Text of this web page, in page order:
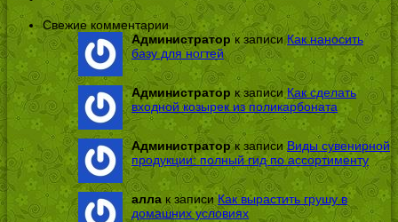
Свежие комментарии
Администраторк записиКак наносить
базу для ногтей
Администраторк записи Как сделать
входной козырек из поликарбоната
Администраторк записиВиды сувенирной
продукции: полный гид по ассортименту
алла к записиКак вырастить грушу в
домашних условиях